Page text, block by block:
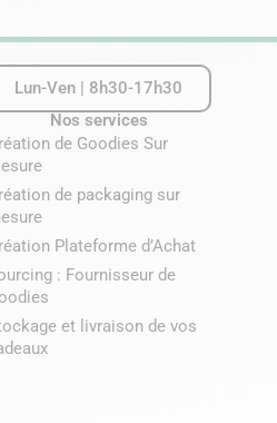
Lun-Ven | 8h30-17h30
Nos services
de Goodies Sur
de packaging sur
Plateforme d’Achat
: Fournisseur de
et livraison de vos